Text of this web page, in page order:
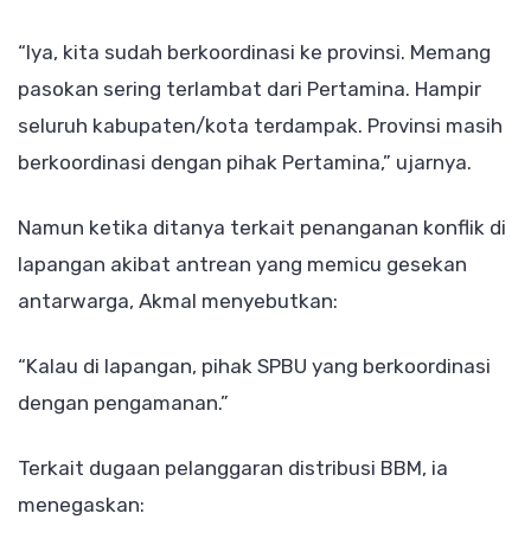
“Iya, kita sudah berkoordinasi ke provinsi. Memang
pasokan sering terlambat dari Pertamina. Hampir
seluruh kabupaten/kota terdampak. Provinsi masih
berkoordinasi dengan pihak Pertamina,” ujarnya.
Namun ketika ditanya terkait penanganan konflik di
lapangan akibat antrean yang memicu gesekan
antarwarga, Akmal menyebutkan:
“Kalau di lapangan, pihak SPBU yang berkoordinasi
dengan pengamanan.”
Terkait dugaan pelanggaran distribusi BBM, ia
menegaskan: